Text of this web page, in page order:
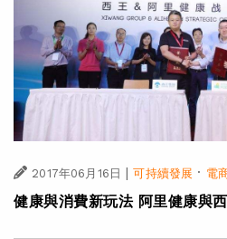
2017年06月16日 | 可持續發展 · 電
健康與消費新玩法 阿里健康與